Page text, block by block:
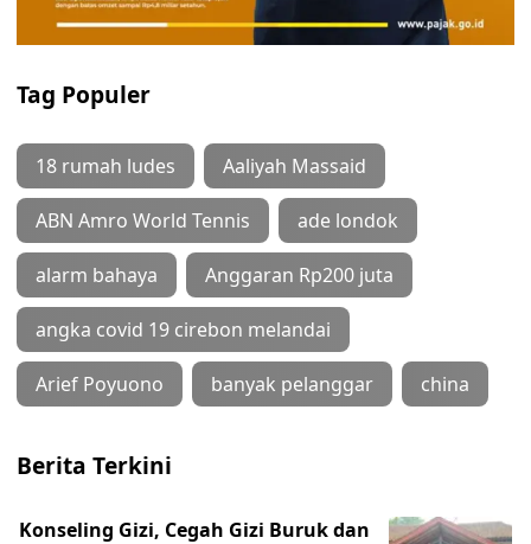
Tag Populer
18 rumah ludes Aaliyah Massaid
ABN Amro World Tennis ade londok
alarm bahaya Anggaran Rp200 juta
angka covid 19 cirebon melandai
Arief Poyuono banyak pelanggar china
Berita Terkini
Konseling Gizi, Cegah Gizi Buruk dan